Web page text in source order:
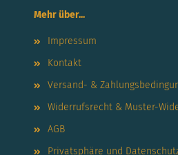
Mehr über...
Impressum
Kontakt
Versand- &
Widerrufsrecht & Muster-
AGB
Privatsphäre und